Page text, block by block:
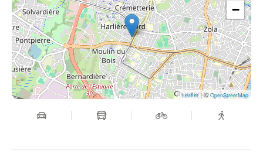
−
Leaflet| ©OpenStreetMap